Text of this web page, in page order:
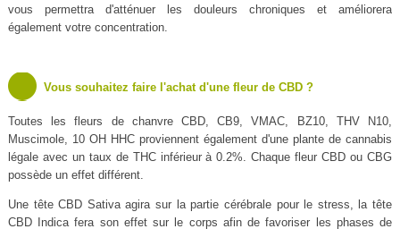
vous permettra d'atténuer les douleurs chroniques et améliorera
également votre concentration.
Vous souhaitez faire l'achat d'une fleur de CBD ?
Toutes les fleurs de chanvre CBD, CB9, VMAC, BZ10, THV N10,
Muscimole, 10 OH HHC proviennent également d'une plante de cannabis
légale avec un taux de THC inférieur à 0.2%. Chaque fleur CBD ou CBG
possède un effet différent.
Une tête CBD Sativa agira sur la partie cérébrale pour le stress, la tête
CBD Indica fera son effet sur le corps afin de favoriser les phases de